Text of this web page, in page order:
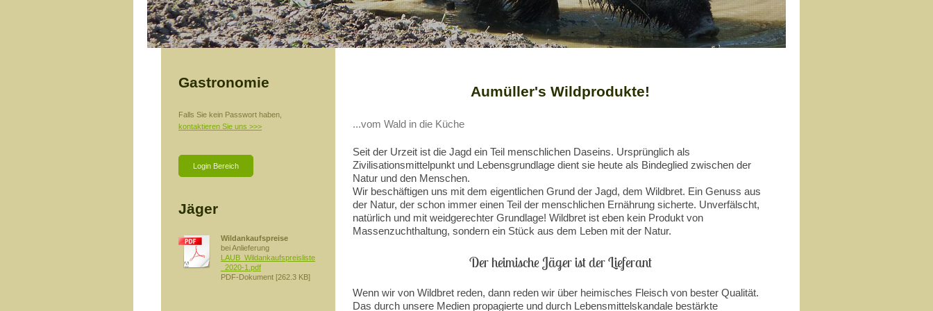
Aumüller's Wildprodukte!
...vom Wald in die Küche
Seit der Urzeit ist die Jagd ein Teil menschlichen Daseins. Ursprünglich als
Zivilisationsmittelpunkt und Lebensgrundlage dient sie heute als Bindeglied zwischen der
Natur und den Menschen.
Wir beschäftigen uns mit dem eigentlichen Grund der Jagd, dem Wildbret. Ein Genuss aus
der Natur, der schon immer einen Teil der menschlichen Ernährung sicherte. Unverfälscht,
natürlich und mit weidgerechter Grundlage! Wildbret ist eben kein Produkt von
Massenzuchthaltung, sondern ein Stück aus dem Leben mit der Natur.
Der heimische Jäger ist der Lieferant
Wenn wir von Wildbret reden, dann reden wir über heimisches Fleisch von bester Qualität.
Das durch unsere Medien propagierte und durch Lebensmittelskandale bestärkte
Gastronomie
Falls Sie kein Passwort haben,
kontaktieren Sie uns >>>
Login Bereich
Jäger
Wildankaufspreise
bei Anlieferung
LAUB_Wildankaufspreisliste
_2020-1.pdf
PDF-Dokument [262.3 KB]